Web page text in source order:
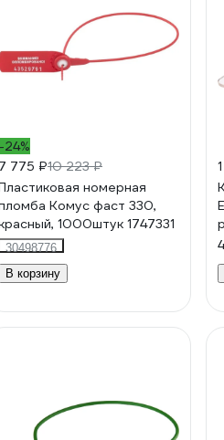
-24%
7 775 ₽10 223 ₽
номерная
Комус фаст 330,
1000штук 1747331
30498776
В корзину